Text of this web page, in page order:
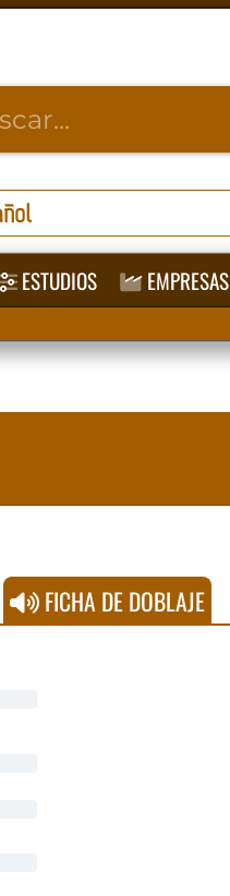
ESTUDIOS EMPRESAS
FICHA DE DOBLAJE